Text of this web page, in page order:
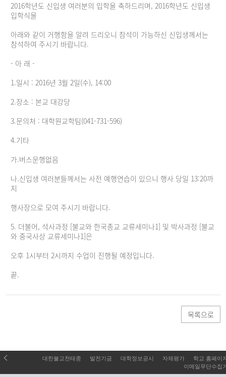
2016학년도 신입생 여러분의 입학을 축하드리며, 2016학년도 신입생
입학식을
아래와 같이 거행함을 알려 드리오니 참석이 가능하신 신입생께서는
참석하여 주시기 바랍니다.
- 아 래 -
1.일시 : 2016년 3월 2일(수), 14:00
2.장소 : 본교 대강당
3.문의처 : 대학원교학팀(041-731-596)
4.기타
가.버스운행없음
나.신입생 여러분들께서는 사전 예행연습이 있으니 행사 당일 13:20까
지
행사장으로 모여 주시기 바랍니다.
5. 더불어, 석사과정 [불교와 한국종교 교류세미나1] 및 박사과정 [불교
와 중국사상 교류세미나1]은
오후 1시부터 2시까지 수업이 진행될 예정입니다.
끝.
목록으로
대한불교천태종 발전기금 대학정보공시 자체평가
학교 홈페이
이메일무단수집